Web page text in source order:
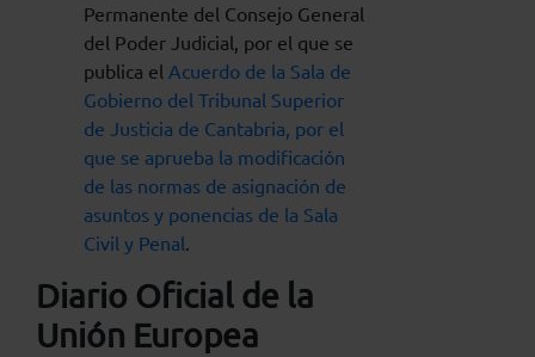
Permanente del Consejo General
del Poder Judicial, por el que se
publica el Acuerdo de la Sala de
Gobierno del Tribunal Superior
de Justicia de Cantabria, por el
que se aprueba la modificación
de las normas de asignación de
asuntos y ponencias de la Sala
Civil y Penal.
Diario Oficial de la
Unión Europea